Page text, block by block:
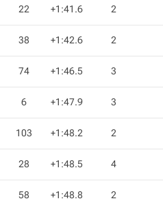
22 +1:41.6 2
38 +1:42.6 2
74 +1:46.5 3
6 +1:47.9 3
103 +1:48.2 2
28 +1:48.5 4
58 +1:48.8 2